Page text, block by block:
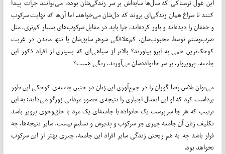
این غول ترسناکی که سال‌ها سایه‌اش بر سر زندگی‌شان بوده، می‌توانند جرأت پیدا
کنند تا سراغ همان زندگی‌ای‌ بروند که دل‌شان می‌خواهد. اما آن‌ها که نهایت سرکوب
و خفقان را دیده‌اند و باور کرده‌اند، چرا باید در مقابل سرکوب‌های بسیار کم‌تری، مثل
ضرب‌وشتم توسط محبوب‌شان، کم‌علاقگی شوهر سابق‌شان یا تنها ماندن در غربت
کوچک‌ترین خمی به ابرو بیاورند؟ بالاتر از سیاهی‌ای که بسیاری از افراد ذکور این
جامعه، پرویزوار، بر سر خانواده‌شان می‌آورند، رنگی هست؟
می‌توان تلاش رضا گوران را در جمع‌آوری این زنان در چنین جامعه‌ی کوچکی این طور
برداشت کرد که او این انفعال اجباری را نتیجه‌ی حضور مردانی زورگو می‌داند؛ به این
ترتیب که هر جا سرپرست یک خانواده یا جامعه‌ای یک مرد با خلق‌وخوی پرویز باشد
تکلیف زنان آن جامعه چیزی جز سرکوب و پذیرش و تسلیم نیست. سایر نتیجه‌ها، چه
فرار باشد چه به هم ریختن زندگی سایر افراد این جامعه، چیزی بهتر از این سرکوب
نخواهد بود.